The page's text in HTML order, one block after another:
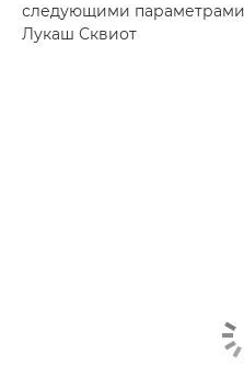
следующими параметрами:
Лукаш Сквиот